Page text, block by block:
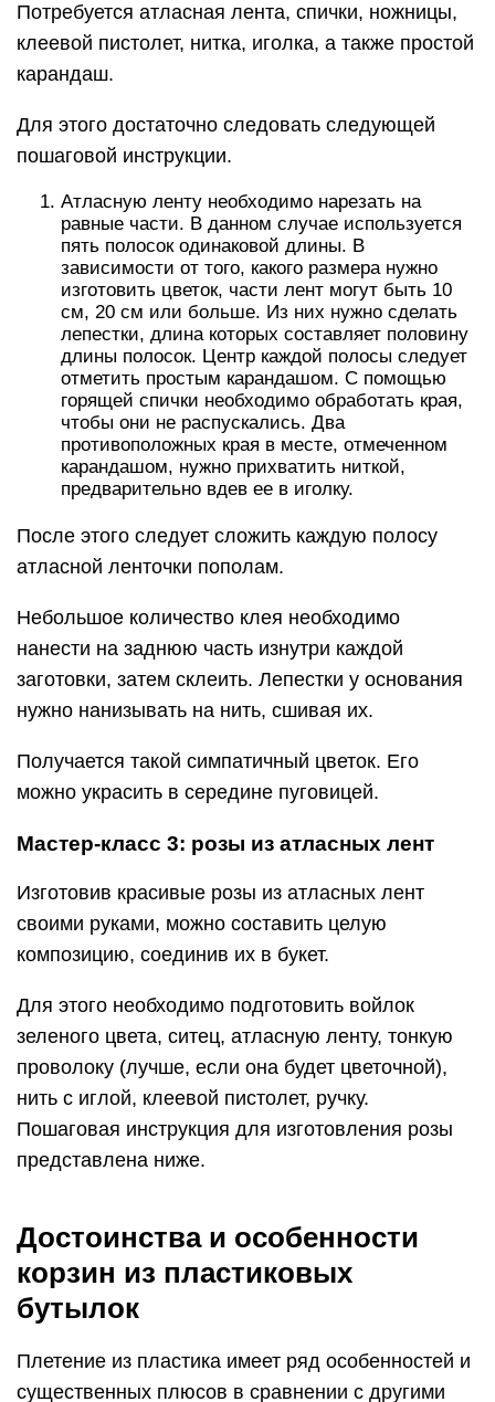
Потребуется атласная лента, спички, ножницы,
клеевой пистолет, нитка, иголка, а также простой
карандаш.
Для этого достаточно следовать следующей
пошаговой инструкции.
Атласную ленту необходимо нарезать на
равные части. В данном случае используется
пять полосок одинаковой длины. В
зависимости от того, какого размера нужно
изготовить цветок, части лент могут быть 10
см, 20 см или больше. Из них нужно сделать
лепестки, длина которых составляет половину
длины полосок. Центр каждой полосы следует
отметить простым карандашом. С помощью
горящей спички необходимо обработать края,
чтобы они не распускались. Два
противоположных края в месте, отмеченном
карандашом, нужно прихватить ниткой,
предварительно вдев ее в иголку.
После этого следует сложить каждую полосу
атласной ленточки пополам.
Небольшое количество клея необходимо
нанести на заднюю часть изнутри каждой
заготовки, затем склеить. Лепестки у основания
нужно нанизывать на нить, сшивая их.
Получается такой симпатичный цветок. Его
можно украсить в середине пуговицей.
Мастер-класс 3: розы из атласных лент
Изготовив красивые розы из атласных лент
своими руками, можно составить целую
композицию, соединив их в букет.
Для этого необходимо подготовить войлок
зеленого цвета, ситец, атласную ленту, тонкую
проволоку (лучше, если она будет цветочной),
нить с иглой, клеевой пистолет, ручку.
Пошаговая инструкция для изготовления розы
представлена ниже.
Достоинства и особенности
корзин из пластиковых
бутылок
Плетение из пластика имеет ряд особенностей и
существенных плюсов в сравнении с другими